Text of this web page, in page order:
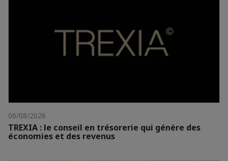
06/08/2026
TREXIA : le conseil en trésorerie qui génère des
économies et des revenus